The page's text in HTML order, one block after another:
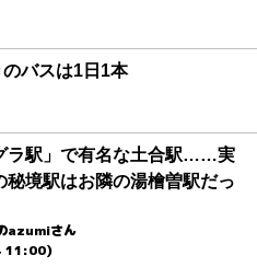
バスは1日1本
ラ駅」で有名な土合駅……実
秘境駅はお隣の湯檜曽駅だっ
azumiさん
11:00)